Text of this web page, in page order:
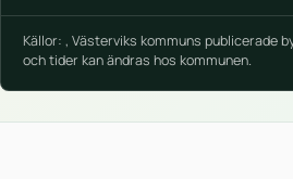
Källor: , Västerviks kommuns publicerade
och tider kan ändras hos kommunen.